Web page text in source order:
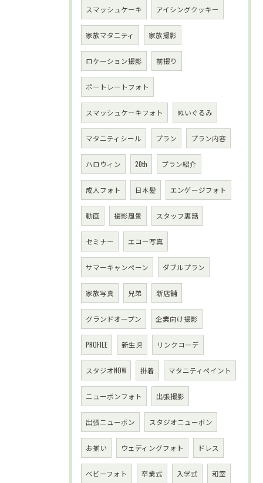
スマッシュケーキ アイシングクッキー
家族マタニティ 家族撮影
ロケーション撮影 前撮り
ポートレートフォト
スマッシュケーキフォト ぬいぐるみ
マタニティシール プラン プラン内容
ハロウィン 20th プラン紹介
成人フォト 日本髪 エンゲージフォト
動画 撮影風景 スタッフ裏話
セミナー エコー写真
サマーキャンペーン ダブルプラン
家族写真 兄弟 新店舗
グランドオープン 企業向け撮影
PROFILE 新生児 リンクコーデ
スタジオNOW 掛着 マタニティペイント
ニューボンフォト 出張撮影
出張ニューボン スタジオニューボン
お揃い ウェディングフォト ドレス
べビーフォト 卒業式 入学式 和室